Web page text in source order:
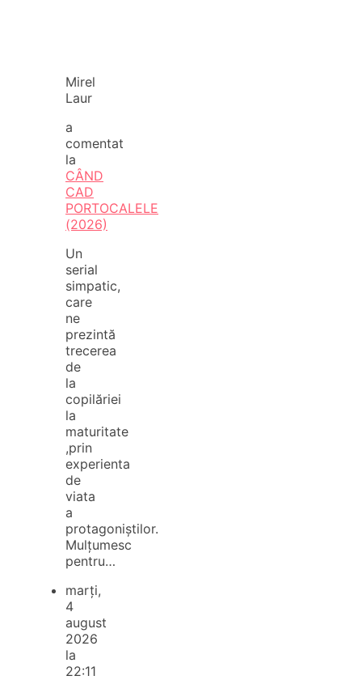
Mirel
Laur
a
comentat
la
CÂND
CAD
PORTOCALELE
(2026)
Un
serial
simpatic,
care
ne
prezintă
trecerea
de
la
copilăriei
la
maturitate
,prin
experienta
de
viata
a
protagoniștilor.
Mulțumesc
pentru…
marți,
4
august
2026
la
22:11